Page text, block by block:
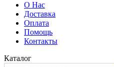
О Нас
Доставка
Оплата
Помощь
Контакты
Каталог